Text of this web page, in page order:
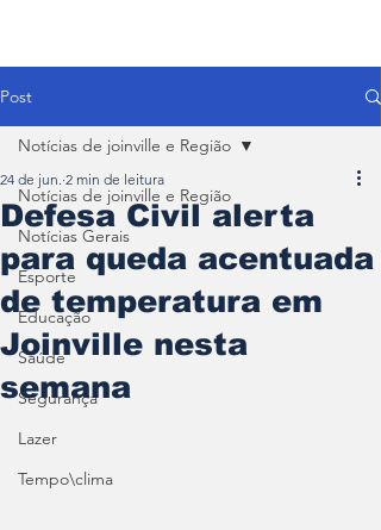
Post
Notícias de joinville e Região
Notícias Gerais
Esporte
Educação
Saúde
Segurança
Lazer
Tempo\clima
Notícias de joinville e Região
Defesa Civil alerta
para queda acentuada
de temperatura em
Joinville nesta
semana
24 de jun. 2 min de leitura